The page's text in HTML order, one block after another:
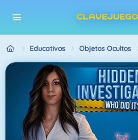
Educativos Objetos Ocultos